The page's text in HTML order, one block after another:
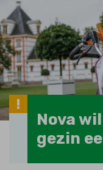
Nova
gezin